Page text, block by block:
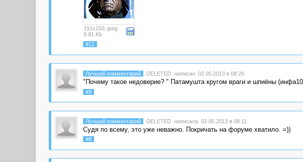
191x150, jpeg
8.81 Kb
#12
Лучший комментарий DELETED написал 02.05.2013 в 08:26
"Почему такое недоверие? " Патамушта кругом враги и шпиёны
#9
Лучший комментарий DELETED написала 02.05.2013 в 08:11
Судя по всему, это уже неважно. Покричать на форуме хватило. =))
#8